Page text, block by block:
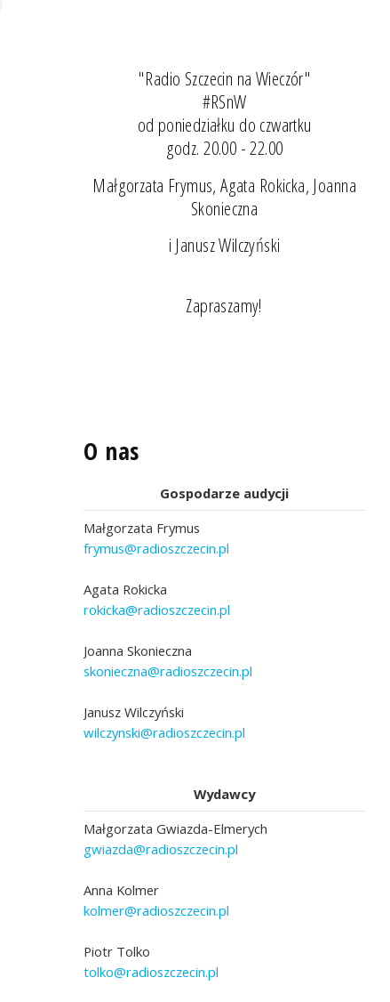
"Radio Szczecin na Wieczór"
#RSnW
od poniedziałku do czwartku
godz. 20.00 - 22.00
Małgorzata Frymus, Agata Rokicka, Joanna
Skonieczna
i Janusz Wilczyński
Zapraszamy!
O nas
Gospodarze audycji
Małgorzata Frymus
frymus@radioszczecin.pl
Agata Rokicka
rokicka@radioszczecin.pl
Joanna Skonieczna
skonieczna@radioszczecin.pl
Janusz Wilczyński
wilczynski@radioszczecin.pl
Wydawcy
Małgorzata Gwiazda-Elmerych
gwiazda@radioszczecin.pl
Anna Kolmer
kolmer@radioszczecin.pl
Piotr Tolko
tolko@radioszczecin.pl